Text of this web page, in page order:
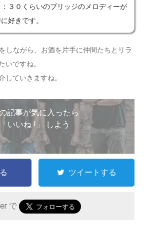
：３０くらいのブリッジのメロディーが
好きです。
しながら、お酒を片手に仲間たちとリラ
いですね。
していきますね。
記事が気に入ったら
「いいね !」 しよう
ツイートする
で